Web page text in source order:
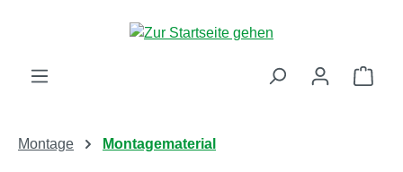
Zum Hauptinhalt springen
Montage Montagematerial